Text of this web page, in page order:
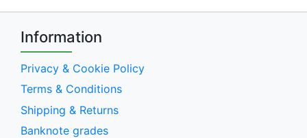
Information
Privacy & Cookie Policy
Terms & Conditions
Shipping & Returns
Banknote grades